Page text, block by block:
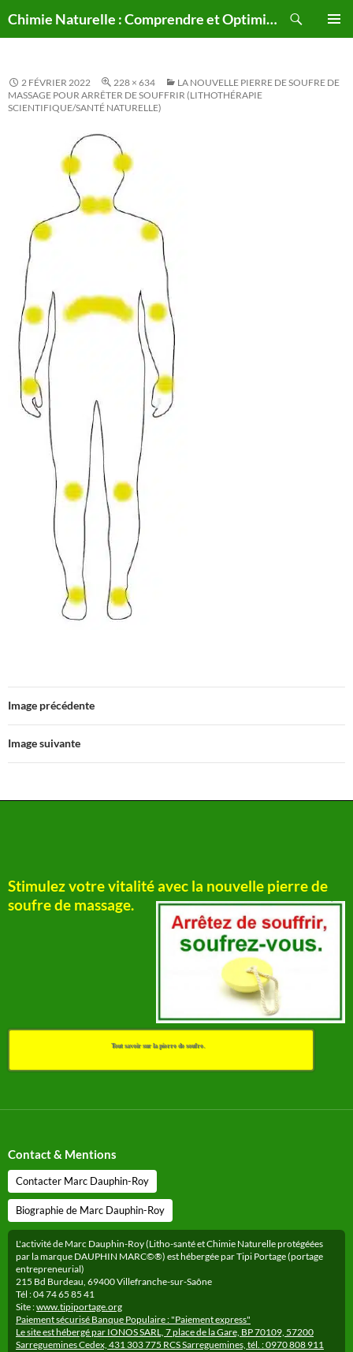
au
Chimie Naturelle : Comprendre et Optimiser le Corps Humain Naturellement
2 FÉVRIER 2022 228 × 634
LA NOUVELLE PIERRE DE SOUFRE DE
MASSAGE POUR ARRÊTER DE SOUFFRIR (LITHOTHÉRAPIE
SCIENTIFIQUE/SANTÉ NATURELLE)
Image précédente
Image suivante
Stimulez votre vitalité avec la nouvelle pierre de
soufre de massage.
Tout savoir sur la pierre de soufre.
Contact & Mentions
Contacter Marc Dauphin-Roy
Biographie de Marc Dauphin-Roy
L'activité de Marc Dauphin-Roy (Litho-santé et Chimie Naturelle protégéées
par la marque DAUPHIN MARC©®) est hébergée par Tipi Portage (portage
entrepreneurial)
215 Bd Burdeau, 69400 Villefranche-sur-Saône
Tél : 04 74 65 85 41
Site :www.tipiportage.org
Paiement sécurisé Banque Populaire : "Paiement express"
Le site est hébergé par IONOS SARL, 7 place de la Gare, BP 70109, 57200
Sarreguemines Cedex, 431 303 775 RCS Sarreguemines, tél. : 0970 808 911